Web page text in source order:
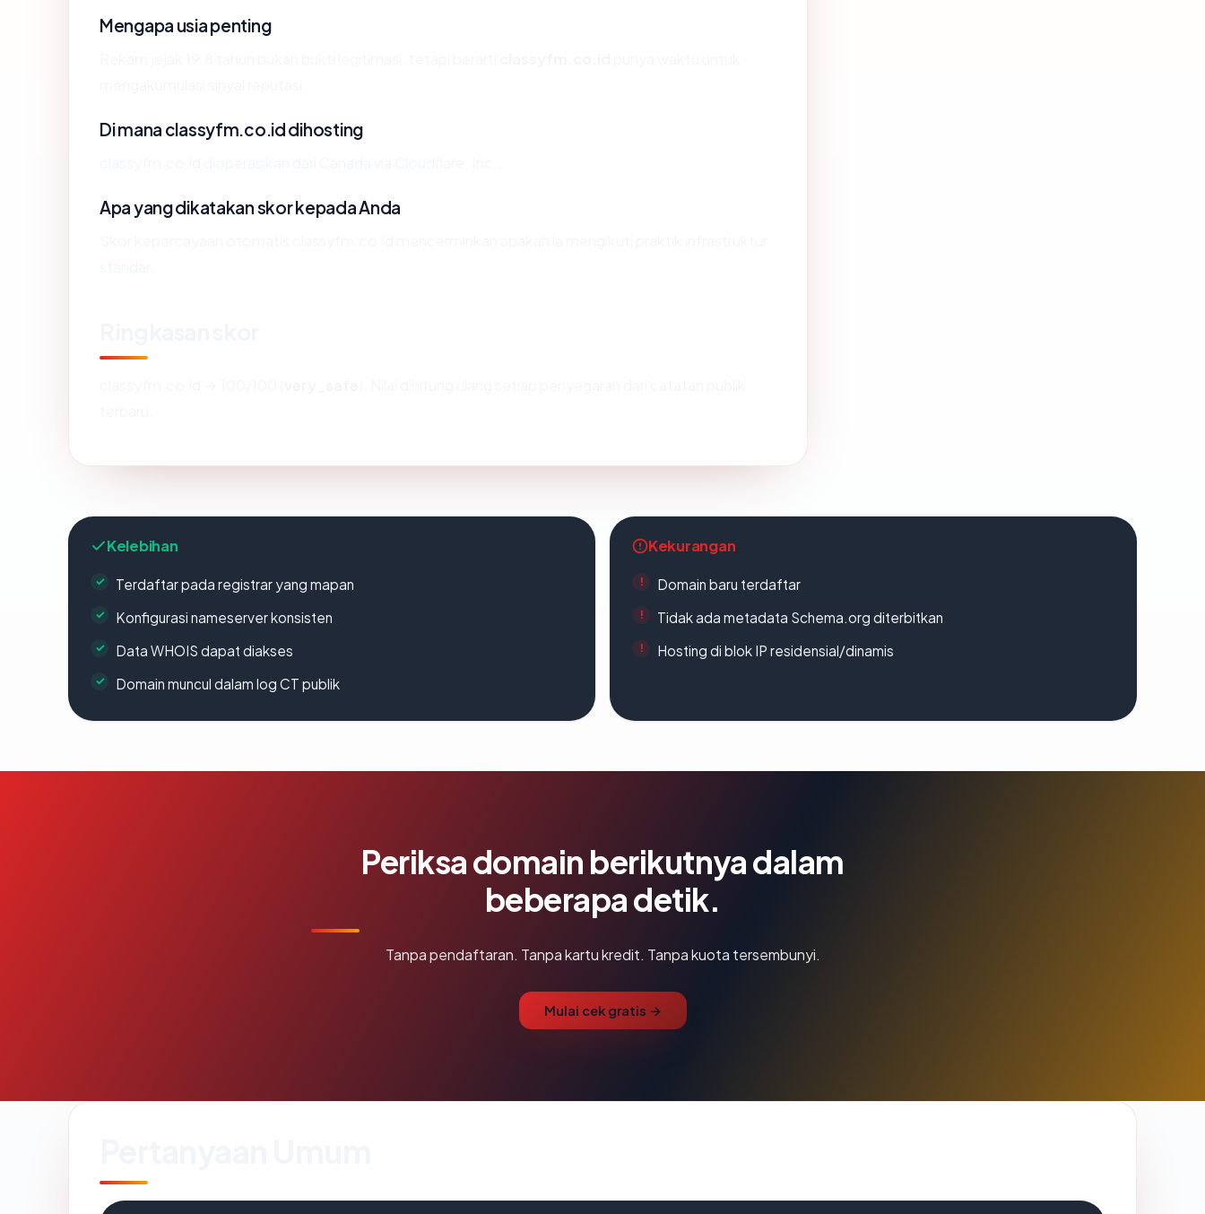
Mengapa usia penting
Di mana classyfm.co.id dihosting
Apa yang dikatakan skor kepada Anda
Kelebihan
Terdaftar pada registrar yang mapan
Konfigurasi nameserver konsisten
Data WHOIS dapat diakses
Domain muncul dalam log CT publik
Kekurangan
Domain baru terdaftar
Tidak ada metadata Schema.org diterbitkan
Hosting di blok IP residensial/dinamis
Periksa domain berikutnya dalam
beberapa detik.
Tanpa pendaftaran. Tanpa kartu kredit. Tanpa kuota tersembunyi.
Mulai cek gratis →